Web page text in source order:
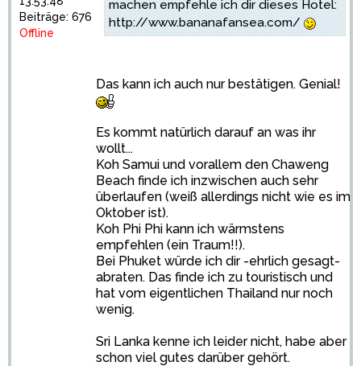
Beiträge: 676
Offline
machen empfehle ich dir dieses Hotel:
http://www.bananafansea.com/
Das kann ich auch nur bestätigen. Genial!
Es kommt natürlich darauf an was ihr
wollt...
Koh Samui und vorallem den Chaweng
Beach finde ich inzwischen auch sehr
überlaufen (weiß allerdings nicht wie es im
Oktober ist).
Koh Phi Phi kann ich wärmstens
empfehlen (ein Traum!!).
Bei Phuket würde ich dir -ehrlich gesagt-
abraten. Das finde ich zu touristisch und
hat vom eigentlichen Thailand nur noch
wenig.
Sri Lanka kenne ich leider nicht, habe aber
schon viel gutes darüber gehört.